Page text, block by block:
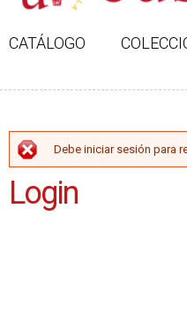
CATÁLOGO
MENSAJE
Debe iniciar sesión para
Login